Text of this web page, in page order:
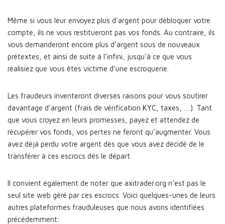
Même si vous leur envoyez plus d’argent pour débloquer votre
compte, ils ne vous restitueront pas vos fonds. Au contraire, ils
vous demanderont encore plus d’argent sous de nouveaux
prétextes, et ainsi de suite à l’infini, jusqu’à ce que vous
réalisiez que vous êtes victime d’une escroquerie.
Les fraudeurs inventeront diverses raisons pour vous soutirer
davantage d’argent (frais de vérification KYC, taxes, …). Tant
que vous croyez en leurs promesses, payez et attendez de
récupérer vos fonds, vos pertes ne feront qu’augmenter. Vous
avez déjà perdu votre argent dès que vous avez décidé de le
transférer à ces escrocs dès le départ.
Il convient également de noter que axitrader.org n’est pas le
seul site web géré par ces escrocs. Voici quelques-unes de leurs
autres plateformes frauduleuses que nous avons identifiées
précédemment: